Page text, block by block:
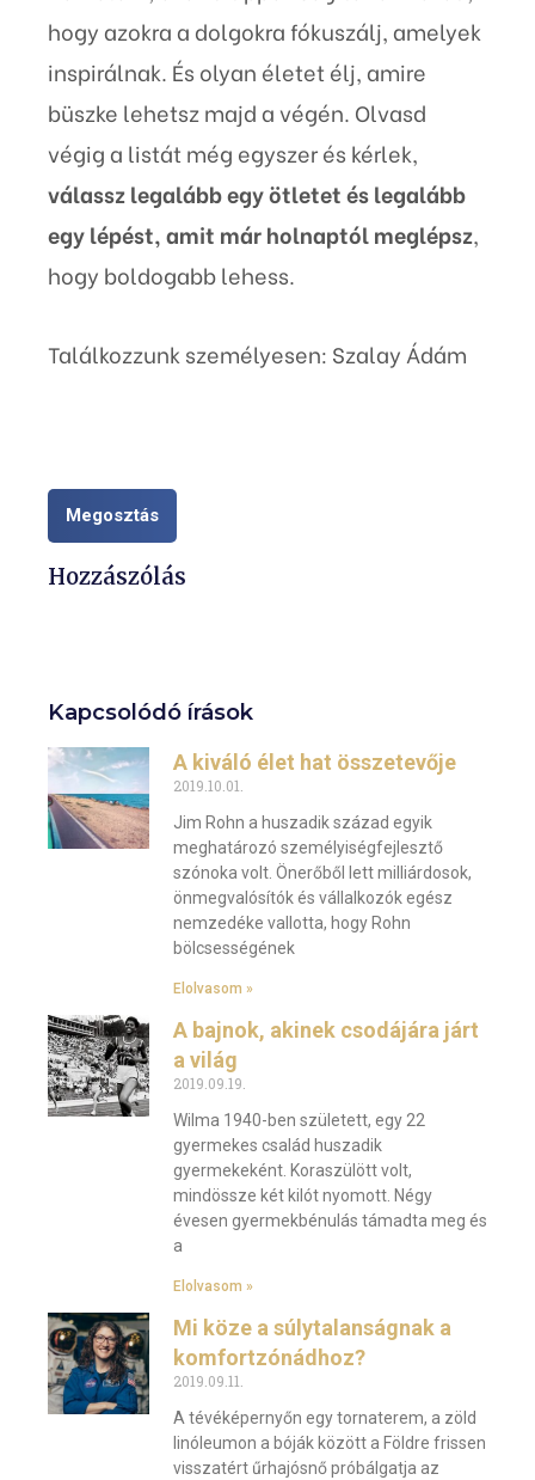
hogy azokra a dolgokra fókuszálj, amelyek
inspirálnak. És olyan életet élj, amire
büszke lehetsz majd a végén. Olvasd
végig a listát még egyszer és kérlek,
válassz legalább egy ötletet és legalább
egy lépést, amit már holnaptól meglépsz,
hogy boldogabb lehess.
Találkozzunk személyesen: Szalay Ádám
Megosztás
Hozzászólás
Kapcsolódó írások
A kiváló élet hat összetevője
2019.10.01.
Jim Rohn a huszadik század egyik
meghatározó személyiségfejlesztő
szónoka volt. Önerőből lett milliárdosok,
önmegvalósítók és vállalkozók egész
nemzedéke vallotta, hogy Rohn
bölcsességének
Elolvasom »
A bajnok, akinek csodájára járt
a világ
2019.09.19.
Wilma 1940-ben született, egy 22
gyermekes család huszadik
gyermekeként. Koraszülött volt,
mindössze két kilót nyomott. Négy
évesen gyermekbénulás támadta meg és
a
Elolvasom »
Mi köze a súlytalanságnak a
komfortzónádhoz?
2019.09.11.
A tévéképernyőn egy tornaterem, a zöld
linóleumon a bóják között a Földre frissen
visszatért űrhajósnő próbálgatja az